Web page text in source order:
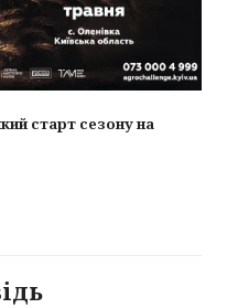
старт сезону на